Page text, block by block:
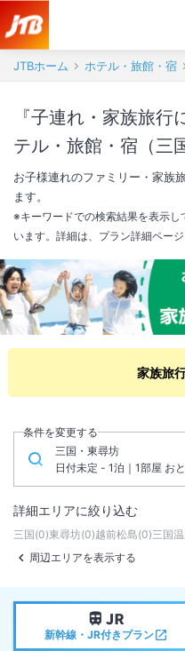
JTBホーム ホテル・旅館・宿
『子連れ・家族旅
テル・旅館・宿（三
お子様連れのファミリー・家族
ます。
※キーワードでの検索結果を表示
います。詳細は、プラン詳細ページ
家族旅
条件を変更する
三国・東尋坊
日付未定 - 1泊｜1部屋 お
詳細エリアに絞り込む
三国(0)東尋坊(0)越前松島(0)三国
周辺エリアを表示する
新幹線・JR付きプラン